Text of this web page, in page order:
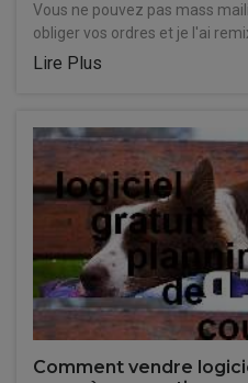
Vous ne pouvez pas mass
obliger vos ordres et je l'ai
Lire Plus
Comment vendre